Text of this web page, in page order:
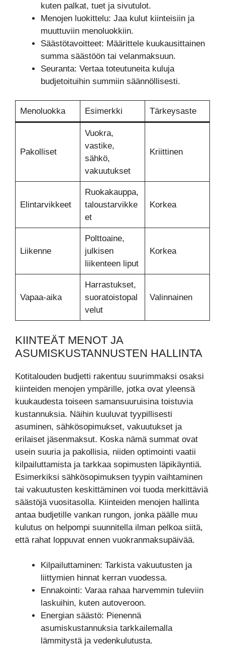
kuten palkat, tuet ja sivutulot.
Menojen luokittelu: Jaa kulut kiinteisiin ja
muuttuviin menoluokkiin.
Säästötavoitteet: Määrittele kuukausittainen
summa säästöön tai velanmaksuun.
Seuranta: Vertaa toteutuneita kuluja
budjetoituihin summiin säännöllisesti.
Menoluokka Esimerkki Tärkeysaste
Pakolliset
Vuokra,
vastike,
sähkö,
vakuutukset
Kriittinen
Elintarvikkeet
Ruokakauppa,
taloustarvikke
et
Korkea
Liikenne
Polttoaine,
julkisen
liikenteen liput
Korkea
Vapaa-aika
Harrastukset,
suoratoistopal
velut
Valinnainen
KIINTEÄT MENOT JA
ASUMISKUSTANNUSTEN HALLINTA
Kotitalouden budjetti rakentuu suurimmaksi osaksi
kiinteiden menojen ympärille, jotka ovat yleensä
kuukaudesta toiseen samansuuruisina toistuvia
kustannuksia. Näihin kuuluvat tyypillisesti
asuminen, sähkösopimukset, vakuutukset ja
erilaiset jäsenmaksut. Koska nämä summat ovat
usein suuria ja pakollisia, niiden optimointi vaatii
kilpailuttamista ja tarkkaa sopimusten läpikäyntiä.
Esimerkiksi sähkösopimuksen tyypin vaihtaminen
tai vakuutusten keskittäminen voi tuoda merkittäviä
säästöjä vuositasolla. Kiinteiden menojen hallinta
antaa budjetille vankan rungon, jonka päälle muu
kulutus on helpompi suunnitella ilman pelkoa siitä,
että rahat loppuvat ennen vuokranmaksupäivää.
Kilpailuttaminen: Tarkista vakuutusten ja
liittymien hinnat kerran vuodessa.
Ennakointi: Varaa rahaa harvemmin tuleviin
laskuihin, kuten autoveroon.
Energian säästö: Pienennä
asumiskustannuksia tarkkailemalla
lämmitystä ja vedenkulutusta.